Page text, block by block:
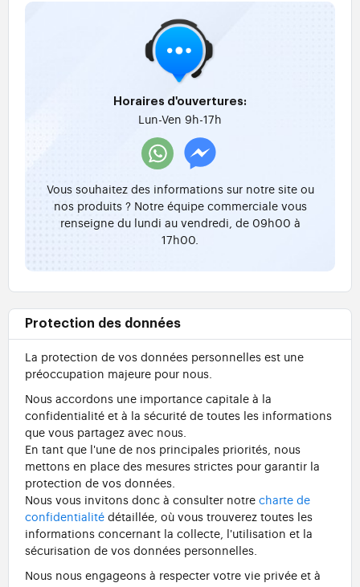
Horaires d'ouvertures:
Lun-Ven 9h-17h
Vous souhaitez des informations sur notre site ou
nos produits ? Notre équipe commerciale vous
renseigne du lundi au vendredi, de 09h00 à
17h00.
Protection des données
La protection de vos données personnelles est une
préoccupation majeure pour nous.
Nous accordons une importance capitale à la
confidentialité et à la sécurité de toutes les informations
que vous partagez avec nous.
En tant que l'une de nos principales priorités, nous
mettons en place des mesures strictes pour garantir la
protection de vos données.
Nous vous invitons donc à consulter notre charte de
confidentialité détaillée, où vous trouverez toutes les
informations concernant la collecte, l'utilisation et la
sécurisation de vos données personnelles.
Nous nous engageons à respecter votre vie privée et à